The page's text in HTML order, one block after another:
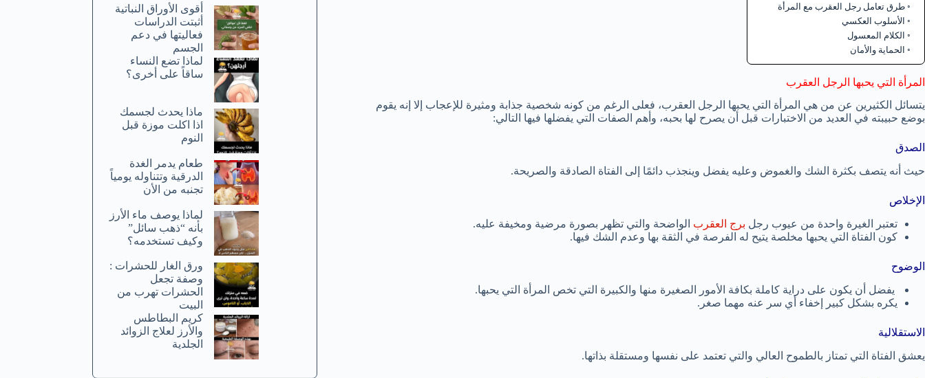
طرق تعامل رجل العقرب مع المرأة
الأسلوب العكسي
الكلام المعسول
الحماية والأمان
المرأة التي يحبها الرجل العقرب
يتسائل الكثيرين عن من هي المرأة التي يحبها الرجل العقرب، فعلى الرغم من كونه شخصية جذابة ومثيرة للإعجاب إلا إنه يقوم
بوضع حبيبته في العديد من الاختبارات قبل أن يصرح لها بحبه، وأهم الصفات التي يفضلها فيها التالي:
الصدق
حيث أنه يتصف بكثرة الشك والغموض وعليه يفضل وينجذب دائمًا إلى الفتاة الصادقة والصريحة.
الإخلاص
تعتبر الغيرة واحدة من عيوب رجل برج العقرب الواضحة والتي تظهر بصورة مرضية ومخيفة عليه.
كون الفتاة التي يحبها مخلصة يتيح له الفرصة في الثقة بها وعدم الشك فيها.
الوضوح
يفضل أن يكون على دراية كاملة بكافة الأمور الصغيرة منها والكبيرة التي تخص المرأة التي يحبها.
يكره بشكل كبير إخفاء أي سر عنه مهما صغر.
الاستقلالية
يعشق الفتاة التي تمتاز بالطموح العالي والتي تعتمد على نفسها ومستقلة بذاتها.
أقوى الأوراق النباتية
أثبتت الدراسات
فعاليتها في دعم
الجسم
لماذا تضع النساء
ساقاً على أخرى؟
ماذا يحدث لجسمك
اذا اكلت موزة قبل
النوم
طعام يدمر الغدة
الدرقية وتتناوله يومياً
تجنبه من الأن
لماذا يوصف ماء الأرز
بأنه “ذهب سائل”
وكيف تستخدمه؟
ورق الغار للحشرات :
وصفة تجعل
الحشرات تهرب من
البيت
كريم البطاطس
والأرز لعلاج الزوائد
الجلدية